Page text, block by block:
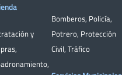
y
,
,
Bomberos, Policía,
Potrero, Protección
Civil, Tráfico